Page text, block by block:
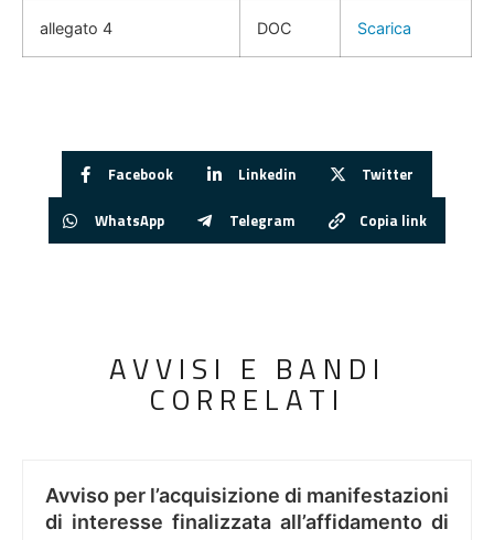
allegato 4 DOC Scarica
Facebook Linkedin Twitter
WhatsApp Telegram Copia link
AVVISI E BANDI
CORRELATI
Avviso per l’acquisizione di manifestazioni
di interesse finalizzata all’affidamento di